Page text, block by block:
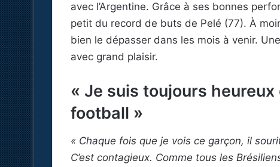
avec l’Argentine. Grâce à ses bonnes
petit du record de buts de Pelé (77). À
bien le dépasser dans les mois à venir.
avec grand plaisir.
« Je suis toujours
football »
« Chaque fois que je vois ce garçon, il
C’est contagieux. Comme tous les